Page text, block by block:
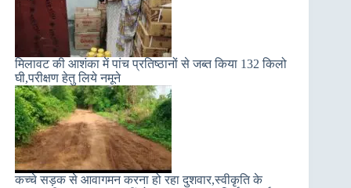
मिलावट की आशंका में पांच प्रतिष्ठानों से जब्त किया 132 किलो
घी,परीक्षण हेतु लिये नमूने
कच्चे सड़क से आवागमन करना हो रहा दुशवार,स्वीकृति के